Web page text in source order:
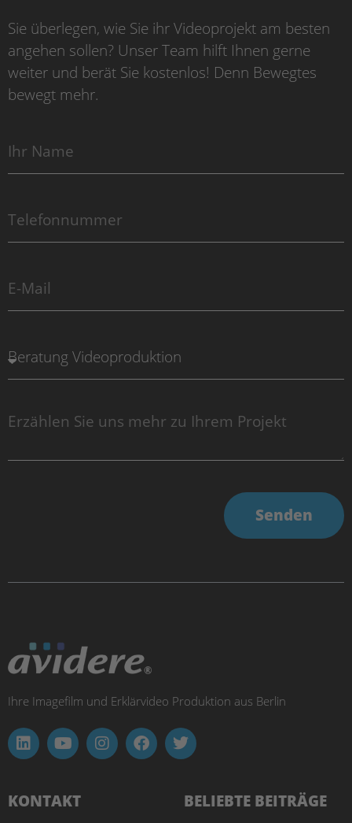
Sie überlegen, wie Sie ihr Videoprojekt am besten
angehen sollen? Unser Team hilft Ihnen gerne
weiter und berät Sie kostenlos! Denn Bewegtes
bewegt mehr.
Senden
Ihre Imagefilm und Erklärvideo Produktion aus Berlin
KONTAKT BELIEBTE BEITRÄGE